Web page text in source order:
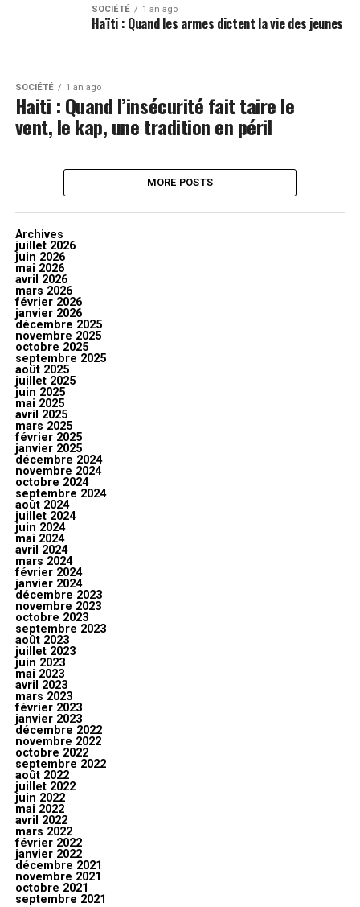
SOCIÉTÉ 1 an ago
Haïti : Quand les armes dictent la vie des jeunes
SOCIÉTÉ 1 an ago
Haiti : Quand l’insécurité fait taire le
vent, le kap, une tradition en péril
MORE POSTS
Archives
juillet 2026
juin 2026
mai 2026
avril 2026
mars 2026
février 2026
janvier 2026
décembre 2025
novembre 2025
octobre 2025
septembre 2025
août 2025
juillet 2025
juin 2025
mai 2025
avril 2025
mars 2025
février 2025
janvier 2025
décembre 2024
novembre 2024
octobre 2024
septembre 2024
août 2024
juillet 2024
juin 2024
mai 2024
avril 2024
mars 2024
février 2024
janvier 2024
décembre 2023
novembre 2023
octobre 2023
septembre 2023
août 2023
juillet 2023
juin 2023
mai 2023
avril 2023
mars 2023
février 2023
janvier 2023
décembre 2022
novembre 2022
octobre 2022
septembre 2022
août 2022
juillet 2022
juin 2022
mai 2022
avril 2022
mars 2022
février 2022
janvier 2022
décembre 2021
novembre 2021
octobre 2021
septembre 2021